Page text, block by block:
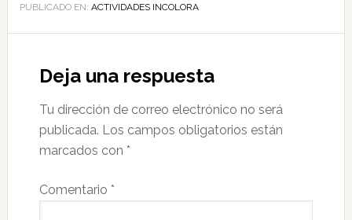
PUBLICADO EN: ACTIVIDADES INCOLORA
Deja una respuesta
Tu dirección de correo electrónico no será
publicada. Los campos obligatorios están
marcados con *
Comentario *